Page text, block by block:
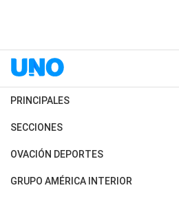
PRINCIPALES
Últimas Noticias
Política
SECCIONES
Horóscopo
Motores
OVACIÓN DEPORTES
Fútbol
GRUPO AMÉRICA INTERIOR